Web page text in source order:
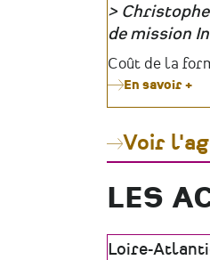
de mission
Tarifs
Coût de la
En savoir +
Voir
LES
Zone
Loire-